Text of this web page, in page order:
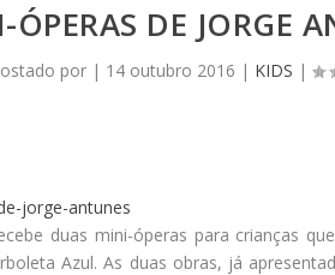
DE JORGE
por | 14 outubro 2016 | KIDS |
duas mini-óperas para crianças
Azul. As duas obras, já